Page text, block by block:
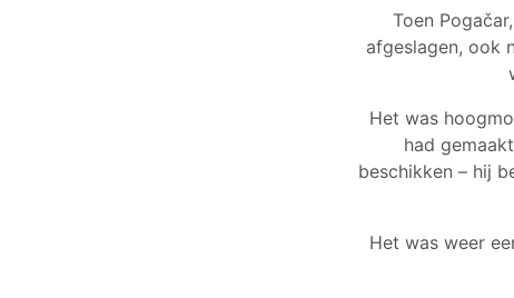
Toen
afgeslagen, ook
Het was
had
beschikken – hij
Het was weer